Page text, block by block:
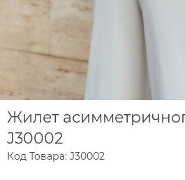
Жилет
J30002
Код Товара: J30002